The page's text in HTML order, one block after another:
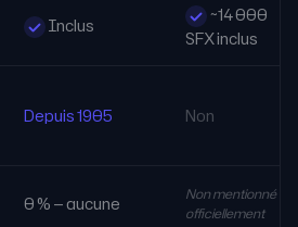
Inclus
~14 000
SFX inclus
Depuis 1905 Non
0 % — aucune
Non mentionné
officiellement